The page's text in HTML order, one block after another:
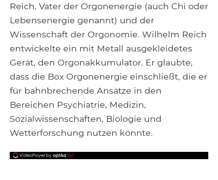
Reich, Vater der Orgonenergie (auch Chi oder
Lebensenergie genannt) und der
Wissenschaft der Orgonomie. Wilhelm Reich
entwickelte ein mit Metall ausgekleidetes
Gerät, den Orgonakkumulator. Er glaubte,
dass die Box Orgonenergie einschließt, die er
für bahnbrechende Ansätze in den
Bereichen Psychiatrie, Medizin,
Sozialwissenschaften, Biologie und
Wetterforschung nutzen könnte.